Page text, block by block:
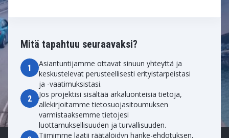
Mitä tapahtuu seuraavaksi?
1
Asiantuntijamme ottavat sinuun yhteyttä ja
keskustelevat perusteellisesti erityistarpeistasi
ja -vaatimuksistasi.
2
Jos projektisi sisältää arkaluonteisia tietoja,
allekirjoitamme tietosuojasitoumuksen
varmistaaksemme tietojesi
luottamuksellisuuden ja turvallisuuden.
Tiimimme laatii räätälöidyn hanke-ehdotuksen,